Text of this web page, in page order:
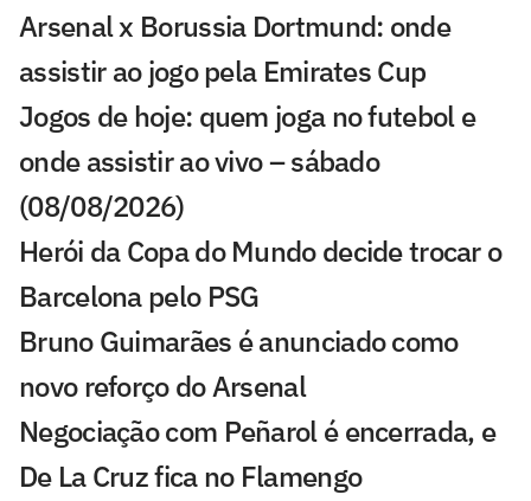
Arsenal x Borussia Dortmund: onde
assistir ao jogo pela Emirates Cup
Jogos de hoje: quem joga no futebol e
onde assistir ao vivo – sábado
(08/08/2026)
Herói da Copa do Mundo decide trocar o
Barcelona pelo PSG
Bruno Guimarães é anunciado como
novo reforço do Arsenal
Negociação com Peñarol é encerrada, e
De La Cruz fica no Flamengo